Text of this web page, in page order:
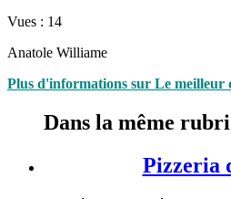
Vues : 14
Anatole Williame
Plus d'informations sur Le meilleur
Dans la même
Pizzeria